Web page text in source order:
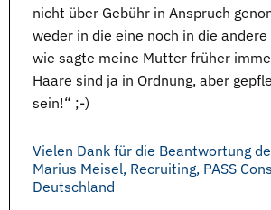
nicht über Gebühr in Anspruch
weder in die eine noch in die andere
wie sagte meine Mutter früher
Haare sind ja in Ordnung, aber
sein!“ ;-)
Vielen Dank für die Beantwortung
Marius Meisel, Recruiting, PASS
Deutschland